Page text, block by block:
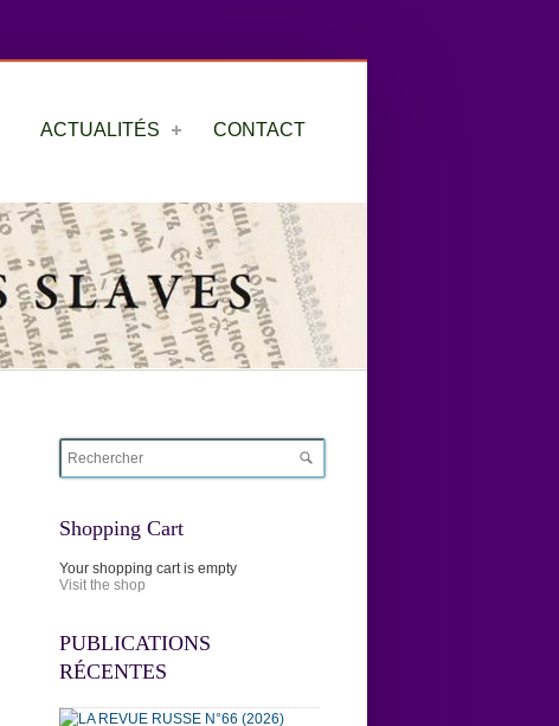
ACTUALITÉS CONTACT
Shopping Cart
Your shopping cart is empty
Visit the shop
PUBLICATIONS
RÉCENTES